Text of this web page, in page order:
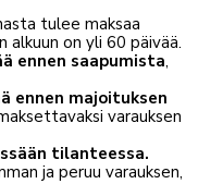
tulee maksaa
alkuun on yli 60 päivää.
ennen saapumista,
ennen majoituksen
varauksen
tilanteessa.
ja peruu varauksen,